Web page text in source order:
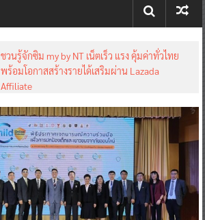
ชวนรู้จักซิม my by NT เน็ตเร็ว แรง คุ้มค่าทั่วไทย
พร้อมโอกาสสร้างรายได้เสริมผ่าน Lazada
Affiliate